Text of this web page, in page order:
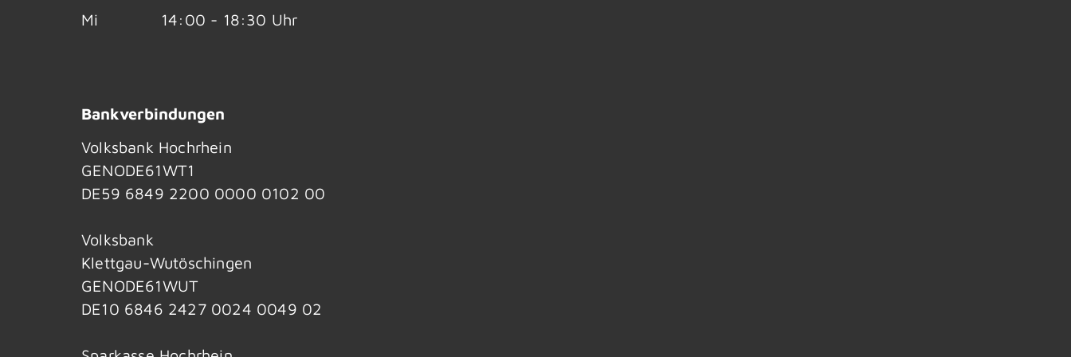
Mi 14:00 - 18:30 Uhr
Bankverbindungen
Volksbank Hochrhein
GENODE61WT1
DE59 6849 2200 0000 0102 00
Volksbank
Klettgau-Wutöschingen
GENODE61WUT
DE10 6846 2427 0024 0049 02